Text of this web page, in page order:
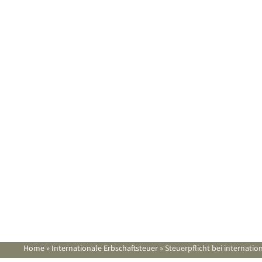
Home » Internationale Erbschaftsteuer » Steuerpflicht bei